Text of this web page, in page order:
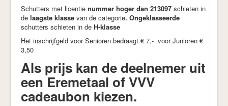
Schutters met licentie nummer hoger dan 213097 schieten in
de laagste klasse van de categorie. Ongeklasseerde
schutters schieten in de H-klasse
Het inschrijfgeld voor Senioren bedraagt € 7,- voor Junioren €
3,50
Als prijs kan de deelnemer uit
een Eremetaal of VVV
cadeaubon kiezen.